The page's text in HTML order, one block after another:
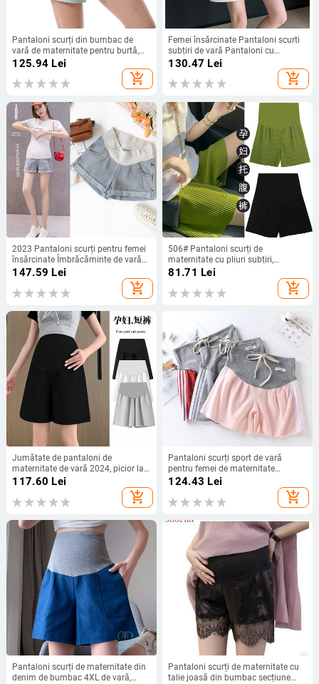
Pantaloni scurți din bumbac de
vară de maternitate pentru burtă,
lejer, ocazional, pentru sarcină,
haine sport, mărime mare, pentru
femeie însărcinată, pantaloni cu
125.94 Lei
add_shopping_cart
Femei însărcinate Pantaloni scurti
subțiri de vară Pantaloni cu
picioare largi Pantaloni comozi din
bumbac Maternitate cu talie înaltă
Pantaloni scurți largi casual de in
130.47 Lei
add_shopping_cart
2023 Pantaloni scurți pentru femei
însărcinate Îmbrăcăminte de vară
Denim cu talie joasă Pantaloni largi
de primăvară noi pentru haine de
femei
147.59 Lei
add_shopping_cart
506# Pantaloni scurți de
maternitate cu pliuri subțiri,
ocazional de vară, cu picior lat, cu
talie elastică, pentru burtă, haine
pentru femeile însărcinate, sarcină
81.71 Lei
add_shopping_cart
Jumătate de pantaloni de
maternitate de vară 2024, picior lat,
slăbit, drept, talie elastică, burtă,
pantaloni scurți, haine pentru
gravide ocazional sarcină
117.60 Lei
add_shopping_cart
Pantaloni scurți sport de vară
pentru femei de maternitate
Pantaloni abdominali comozi
Pantaloni pentru gravide Ropa Para
Embarazadas Pantaloni scurți de
124.43 Lei
add_shopping_cart
Pantaloni scurți de maternitate din
denim de bumbac 4XL de vară,
Pantaloni scurți de maternitate cu
talie joasă din bumbac secțiune